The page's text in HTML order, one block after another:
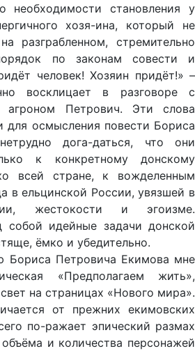
необходимости становления у
хозя-ина, который не
разграбленном, стремительно
по законам совести и
человек! Хозяин придёт!» –
восклицает в разговоре с
Петрович. Эти слова
для осмысления повести Бориса
дога-даться, что они
к конкретному донскому
всей стране, к вожделенным
в ельцинской России, увязшей в
жестокости и эгоизме.
собой идейные задачи донской
ёмко и убедительно.
Бориса Петровича Екимова мне
«Предполагаем жить»,
на страницах «Нового мира».
от прежних екимовских
по-ражает эпический размах
и количества персонажей